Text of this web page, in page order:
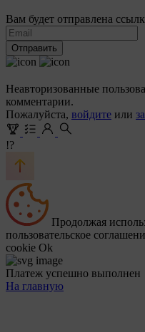
Вам будет отправлена
Отправить
Неавторизованные
комментарии.
Пожалуйста, войдите или
!?
Продолжая
пользовательское
cookie Ok
Платеж успешно выполнен
На главную